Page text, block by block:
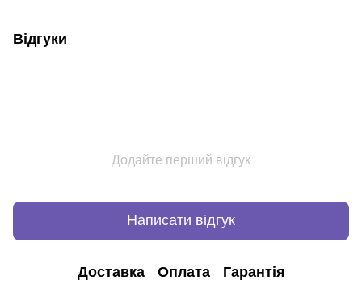
Відгуки
Додайте перший відгук
Написати відгук
Доставка Оплата Гарантія